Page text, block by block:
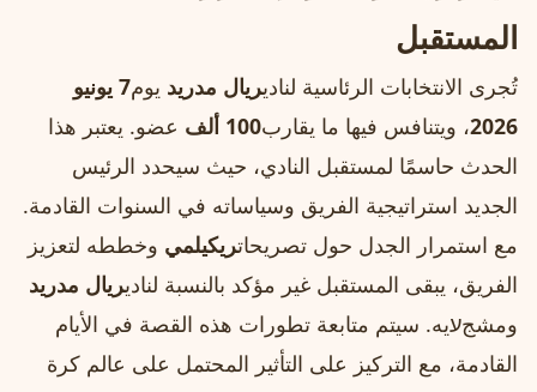
المستقبل
تُجرى الانتخابات الرئاسية لناديريال مدريد يوم
7 يونيو
2026، ويتنافس فيها ما يقارب100 ألف
عضو. يعتبر هذا
الحدث حاسمًا لمستقبل النادي، حيث سيحدد الرئيس
الجديد استراتيجية الفريق وسياساته في السنوات القادمة.
مع استمرار الجدل حول تصريحاتريكيلمي وخططه لتعزيز
الفريق، يبقى المستقبل غير مؤكد بالنسبة لناديريال مدريد
ومشجעيه. سيتم متابعة تطورات هذه القصة في الأيام
القادمة، مع التركيز على التأثير المحتمل على عالم كرة